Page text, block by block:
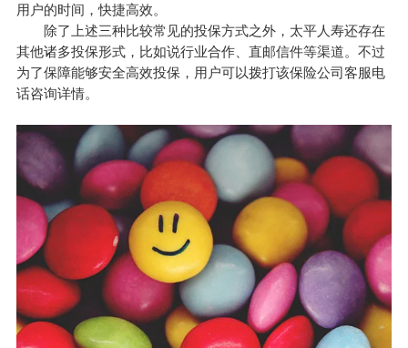
用户的时间，快捷高效。
除了上述三种比较常见的投保方式之外，太平人寿还存在
其他诸多投保形式，比如说行业合作、直邮信件等渠道。不过
为了保障能够安全高效投保，用户可以拨打该保险公司客服电
话咨询详情。